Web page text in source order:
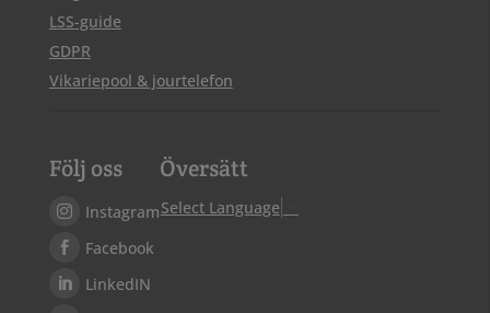
LSS-guide
GDPR
Vikariepool & jourtelefon
Följ oss
Instagram
Facebook
LinkedIN
Översätt
Select Language